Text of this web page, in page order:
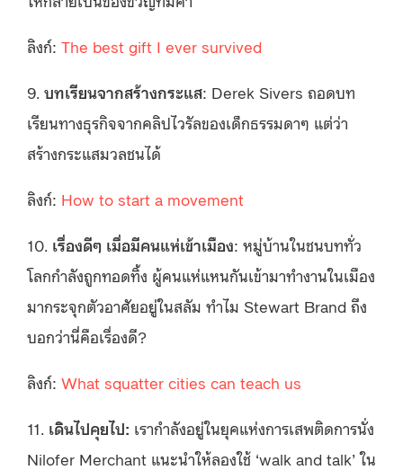
ลิงก์: The best gift I ever survived
9. บทเรียนจากสร้างกระแส: Derek Sivers ถอดบท
เรียนทางธุรกิจจากคลิปไวรัลของเด็กธรรมดาๆ แต่ว่า
สร้างกระแสมวลชนได้
ลิงก์: How to start a movement
10. เรื่องดีๆ เมื่อมีคนแห่เข้าเมือง: หมู่บ้านในชนบททั่ว
โลกกำลังถูกทอดทิ้ง ผู้คนแห่แหนกันเข้ามาทำงานในเมือง
มากระจุกตัวอาศัยอยู่ในสลัม ทำไม Stewart Brand ถึง
บอกว่านี่คือเรื่องดี?
ลิงก์: What squatter cities can teach us
11. เดินไปคุยไป: เรากำลังอยู่ในยุคแห่งการเสพติดการนั่ง
Nilofer Merchant แนะนำให้ลองใช้ ‘walk and talk’ ใน